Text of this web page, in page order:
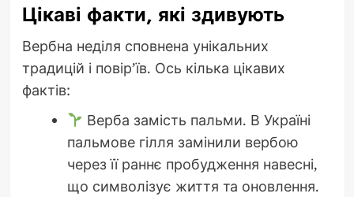
Цікаві факти, які здивують
Вербна неділя сповнена унікальних
традицій і повір’їв. Ось кілька цікавих
фактів:
Верба замість пальми. В Україні
пальмове гілля замінили вербою
через її раннє пробудження навесні,
що символізує життя та оновлення.